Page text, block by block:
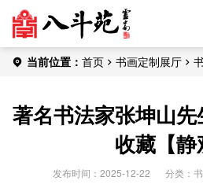
当前位置： 首页 书画定制展厅
著名书法家张坤山
收藏【静
发布时间：2025-12-22 分类：